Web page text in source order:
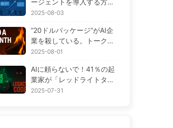
性能向上を実現するのか？
——ゆっくり学ぶAI169
法：2025年完全実施ガイド
2025-08-03
“20ドルパッケージ”がAI企
業を殺している。トークン
の値下げは幻想で、AIで本
さ——ゆっくり学ぶAI164
2025-08-01
AIに頼らないで！41％の起
業家が「レッドライトタス
ク」に熱を上げ、技術力が
2025-07-31